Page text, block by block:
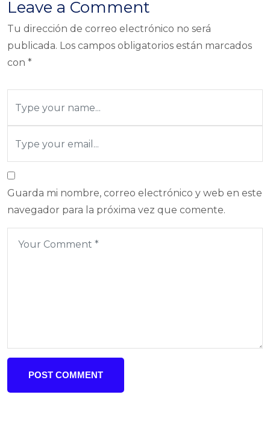
Leave a Comment
Tu dirección de correo electrónico no será
publicada. Los campos obligatorios están marcados
con *
Guarda mi nombre, correo electrónico y web en este
navegador para la próxima vez que comente.
POST COMMENT